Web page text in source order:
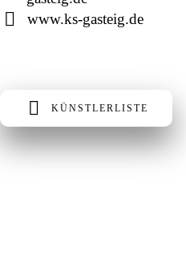
www.ks-gasteig.de
KÜNSTLERLISTE